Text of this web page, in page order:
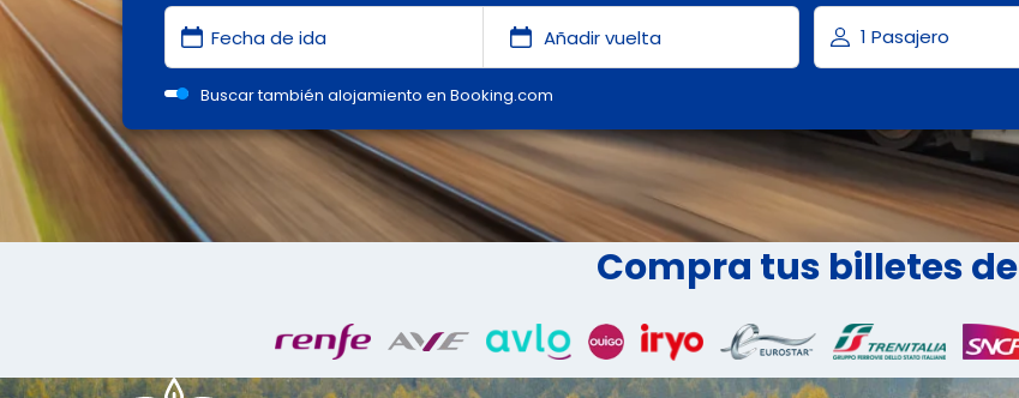
Buscar también alojamiento en Booking.com
Compra tus billetes de